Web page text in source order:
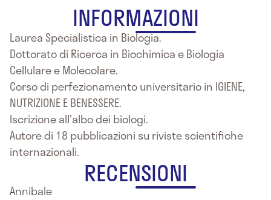
INFORMAZIONI
Laurea Specialistica in Biologia.
Dottorato di Ricerca in Biochimica e Biologia
Cellulare e Molecolare.
Corso di perfezionamento universitario in IGIENE,
NUTRIZIONE E BENESSERE.
Iscrizione all'albo dei biologi.
Autore di 18 pubblicazioni su riviste scientifiche
internazionali.
RECENSIONI
Annibale